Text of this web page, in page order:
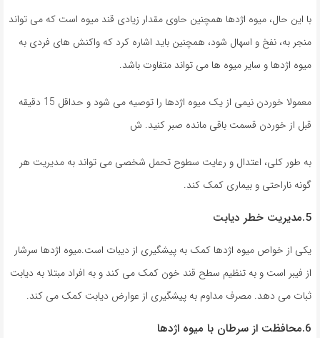
با این حال، میوه اژدها همچنین حاوی مقدار زیادی قند میوه است که می تواند
منجر به، نفخ و اسهال شود، همچنین باید اشاره کرد که واکنش های فردی به
میوه اژدها و سایر میوه ها می تواند متفاوت باشد.
معمولا خوردن نیمی از یک میوه اژدها را توصیه می شود و حداقل 15 دقیقه
قبل از خوردن قسمت باقی مانده صبر کنید. ش
به طور کلی، اعتدال و رعایت سطوح تحمل شخصی می تواند به مدیریت هر
گونه ناراحتی و بیماری کمک کند.
5.مدیریت خطر دیابت
یکی از خواص میوه اژدها کمک به پیشگیری از دیبات است.میوه اژدها سرشار
از فیبر است و به تنظیم سطح قند خون کمک می کند و به افراد مبتلا به دیابت
ثبات می دهد. مصرف مداوم به پیشگیری از عوارض دیابت کمک می کند.
6.محافظت از سرطان با میوه اژدها